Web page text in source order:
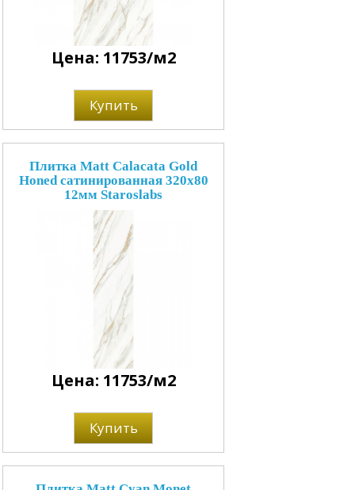
Цена: 11753/м2
Купить
Плитка Matt Calacata Gold
Honed сатинированная 320x80
12мм Staroslabs
Цена: 11753/м2
Купить